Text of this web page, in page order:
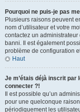
Pourquoi ne puis-je pas
Plusieurs raisons peuvent
nom d’utilisateur et votre
contactez un
banni. Il est également
problème de configuration
Haut
Je m’étais déjà inscrit par
connecter ?!
Il est possible qu’un
pour une quelconque
périodiquement les